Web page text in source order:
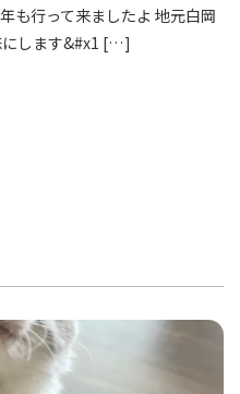
も行って来ましたよ 地元白岡
にします&#x1 […]